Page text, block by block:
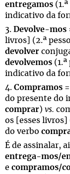
entregamos
indicativo da
3. Devolve-mos
livros] (2.ª
devolver
devolvemos
indicativo da
4. Compramos
do presente do
comprar) vs.
os [esses livros]
do verbo
É de assinalar,
entrega-mos/
e compramos/